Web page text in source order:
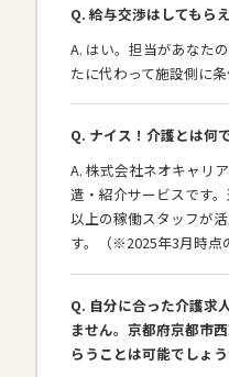
Q. 給与交渉はしてもら
A. はい。担当があなた
たに代わって施設側に条
Q. ナイス！介護とは何
A. 株式会社ネオキャリ
遣・紹介サービスです
以上の稼働スタッフが
す。（※2025年3月時点
Q. 自分に合った介護求
ません。京都府京都市
らうことは可能でしょ